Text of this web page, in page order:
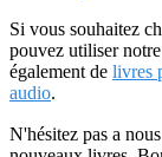
Si vous souhaitez
pouvez utiliser
également de livres
audio.
N'hésitez pas a